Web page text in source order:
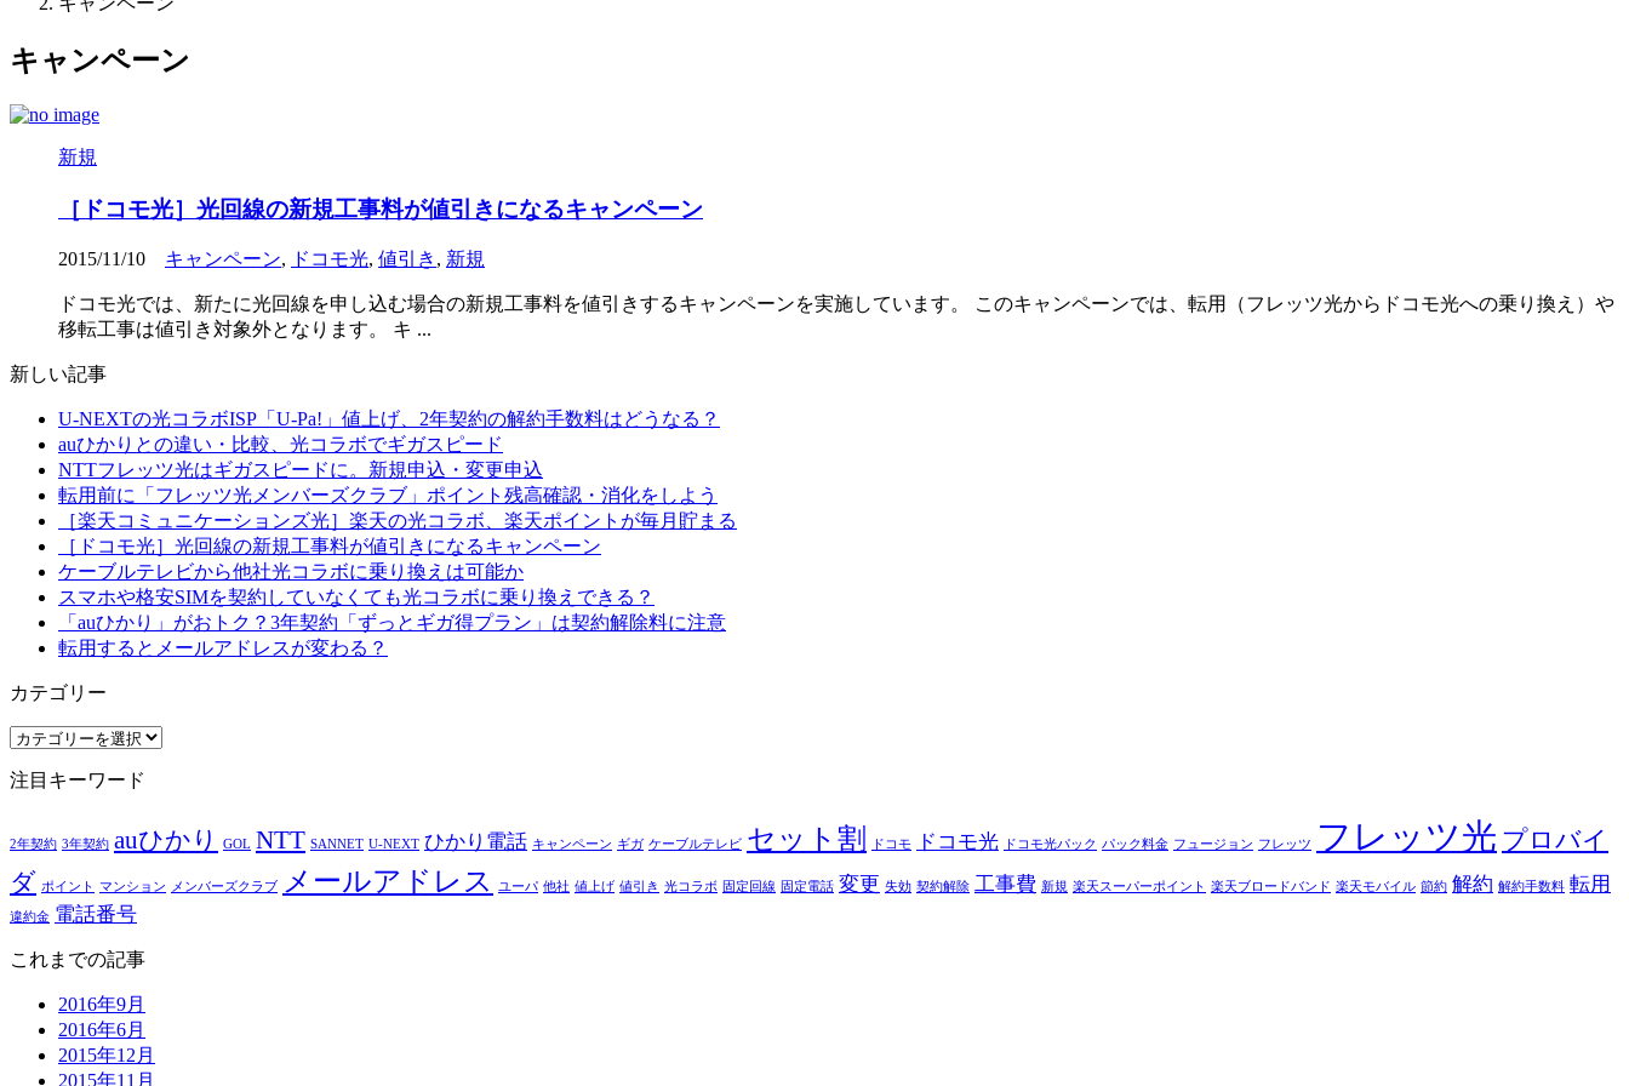
キャンペーン
新規
［ドコモ光］光回線の新規工事料が値引きになるキャンペーン
2015/11/10 キャンペーン, ドコモ光, 値引き , 新規
ドコモ光では、新たに光回線を申し込む場合の新規工事料を値引きするキャンペーンを実施しています。 このキャンペーンでは、転用（フレッツ光からドコモ光への乗り換え）や
移転工事は値引き対象外となります。 キ ...
新しい記事
U-NEXTの光コラボISP「U-Pa!」値上げ、2年契約の解約手数料はどうなる？
auひかりとの違い・比較、光コラボでギガスピード
NTTフレッツ光はギガスピードに。新規申込・変更申込
転用前に「フレッツ光メンバーズクラブ」ポイント残高確認・消化をしよう
［楽天コミュニケーションズ光］楽天の光コラボ、楽天ポイントが毎月貯まる
［ドコモ光］光回線の新規工事料が値引きになるキャンペーン
ケーブルテレビから他社光コラボに乗り換えは可能か
スマホや格安SIMを契約していなくても光コラボに乗り換えできる？
「auひかり」がおトク？3年契約「ずっとギガ得プラン」は契約解除料に注意
転用するとメールアドレスが変わる？
カテゴリー
カ
ゴ
ー
注目キーワード
2年契約 3年契約 auひかり GOL NTT SANNET U-NEXT ひかり電話 キャンペーン ギガ ケーブルテレビ セット割 ドコモ ドコモ光 ドコモ光パック パック料金 フュージョン フレッツ フレッツ光 プロバイ
ダ ポイント マンション メンバーズクラブ メールアドレス ユーパ 他社 値上げ 値引き 光コラボ 固定回線 固定電話 変更 失効 契約解除 工事費 新規 楽天スーパーポイント 楽天ブロードバンド 楽天モバイル 節約 解約 解約手数料 転用
違約金 電話番号
これまでの記事
2016年9月
2016年6月
2015年12月
2015年11月